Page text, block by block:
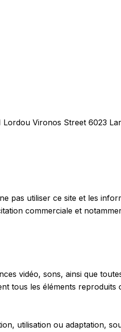
Lordou Vironos Street 6023
pas utiliser ce site et les
commerciale et
vidéo, sons, ainsi que
tous les éléments reproduits
utilisation ou adaptation,